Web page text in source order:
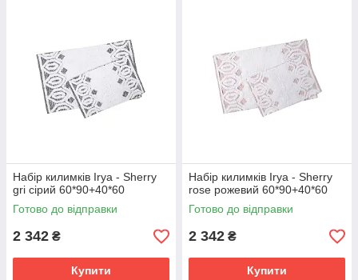
Набір килимків Irya - Sherry
gri сірий 60*90+40*60
Готово до відправки
2 342 ₴
Купити
Набір килимків Irya - Sherry
rose рожевий 60*90+40*60
Готово до відправки
2 342 ₴
Купити